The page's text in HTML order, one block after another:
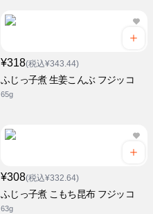
¥318(税込¥343.44)
ふじっ子煮 生姜こんぶ フジッコ
65g
¥308(税込¥332.64)
ふじっ子煮 こもち昆布 フジッコ
63g